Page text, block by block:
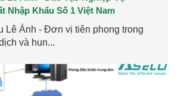
Nhập Khẩu Số 1 Việt Nam
Lê Ánh - Đơn vị tiên phong trong
và hun...